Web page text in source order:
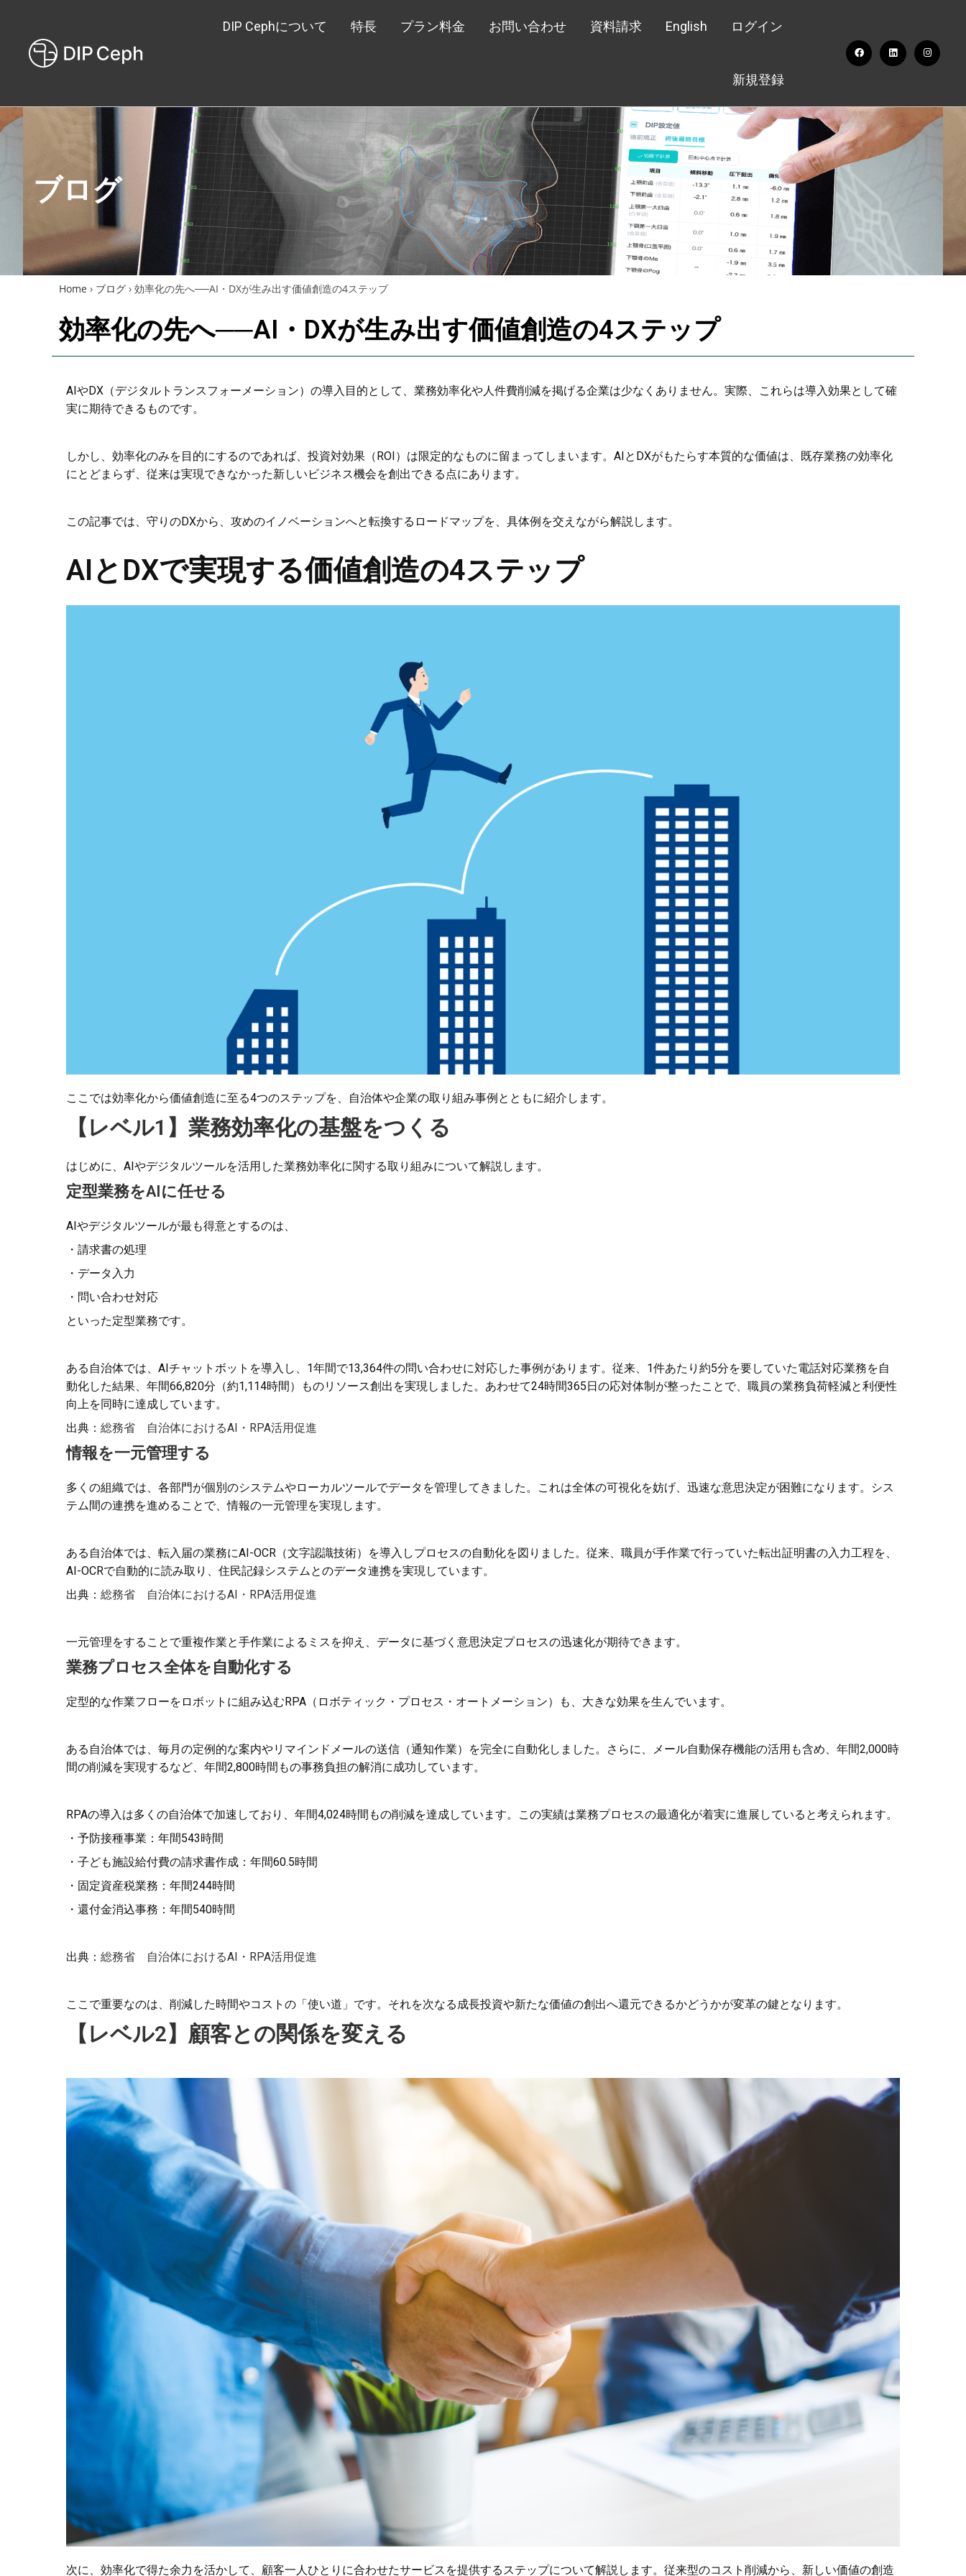
DIP Cephについて 特長 プラン料金 お問い合わせ 資料請求 English ログイン
新規登録
ブログ
Home › ブログ › 効率化の先へ──AI・DXが生み出す価値創造の4ステップ
効率化の先へ──AI・DXが生み出す価値創造の4ステップ
AIやDX（デジタルトランスフォーメーション）の導入目的として、業務効率化や人件費削減を掲げる企業は少なくありません。実際、これらは導入効果として確
実に期待できるものです。
しかし、効率化のみを目的にするのであれば、投資対効果（ROI）は限定的なものに留まってしまいます。AIとDXがもたらす本質的な価値は、既存業務の効率化
にとどまらず、従来は実現できなかった新しいビジネス機会を創出できる点にあります。
この記事では、守りのDXから、攻めのイノベーションへと転換するロードマップを、具体例を交えながら解説します。
AIとDXで実現する価値創造の4ステップ
ここでは効率化から価値創造に至る4つのステップを、自治体や企業の取り組み事例とともに紹介します。
【レベル1】業務効率化の基盤をつくる
はじめに、AIやデジタルツールを活用した業務効率化に関する取り組みについて解説します。
定型業務をAIに任せる
AIやデジタルツールが最も得意とするのは、
・請求書の処理
・データ入力
・問い合わせ対応
といった定型業務です。
ある自治体では、AIチャットボットを導入し、1年間で13,364件の問い合わせに対応した事例があります。従来、1件あたり約5分を要していた電話対応業務を自
動化した結果、年間66,820分（約1,114時間）ものリソース創出を実現しました。あわせて24時間365日の応対体制が整ったことで、職員の業務負荷軽減と利便性
向上を同時に達成しています。
出典： 総務省 自治体におけるAI・RPA活用促進
情報を一元管理する
多くの組織では、各部門が個別のシステムやローカルツールでデータを管理してきました。これは全体の可視化を妨げ、迅速な意思決定が困難になります。シス
テム間の連携を進めることで、情報の一元管理を実現します。
ある自治体では、転入届の業務にAI-OCR（文字認識技術）を導入しプロセスの自動化を図りました。従来、職員が手作業で行っていた転出証明書の入力工程を、
AI-OCRで自動的に読み取り、住民記録システムとのデータ連携を実現しています。
出典： 総務省 自治体におけるAI・RPA活用促進
一元管理をすることで重複作業と手作業によるミスを抑え、データに基づく意思決定プロセスの迅速化が期待できます。
業務プロセス全体を自動化する
定型的な作業フローをロボットに組み込むRPA（ロボティック・プロセス・オートメーション）も、大きな効果を生んでいます。
ある自治体では、毎月の定例的な案内やリマインドメールの送信（通知作業）を完全に自動化しました。さらに、メール自動保存機能の活用も含め、年間2,000時
間の削減を実現するなど、年間2,800時間もの事務負担の解消に成功しています。
RPAの導入は多くの自治体で加速しており、年間4,024時間もの削減を達成しています。この実績は業務プロセスの最適化が着実に進展していると考えられます。
・予防接種事業：年間543時間
・子ども施設給付費の請求書作成：年間60.5時間
・固定資産税業務：年間244時間
・還付金消込事務：年間540時間
出典： 総務省 自治体におけるAI・RPA活用促進
ここで重要なのは、削減した時間やコストの「使い道」です。それを次なる成長投資や新たな価値の創出へ還元できるかどうかが変革の鍵となります。
【レベル2】顧客との関係を変える
次に、効率化で得た余力を活かして、顧客一人ひとりに合わせたサービスを提供するステップについて解説します。従来型のコスト削減から、新しい価値の創造